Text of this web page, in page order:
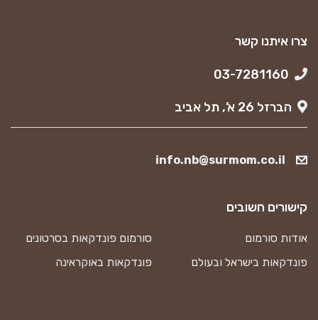
צרו איתנו קשר
הברזל 26 א’, תל אביב
info.nb@surmom.co.il
קישורים חשובים
אודות סורמום
סורמום פונדקאות בסרטונים
פונדקאות בישראל ובעולם
פונדקאות באוקראינה